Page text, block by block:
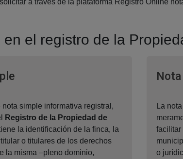
a través de la plataforma Registro Online
en el registro de la
Ventana nueva
nota simple informativa registral,
Registro de la Propiedad de
la identificación de la finca, la
o titulares de los derechos
la misma –pleno dominio,
La
facilitar
o